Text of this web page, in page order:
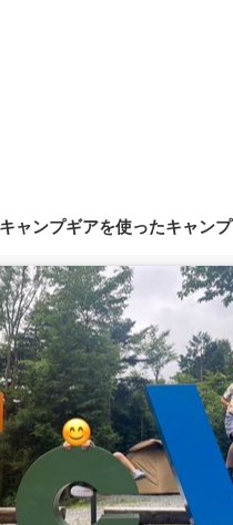
ャンプギアを使ったキャンプ